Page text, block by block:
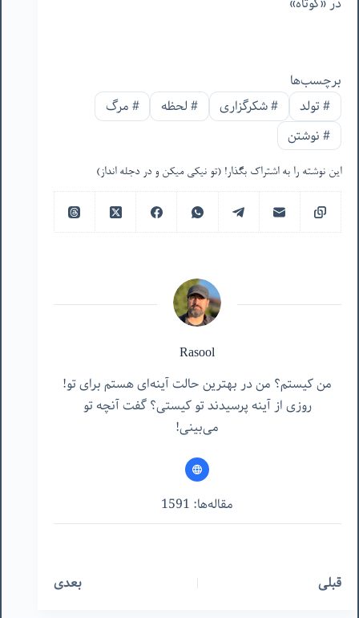
برچسب‌ها
#تولد #شکرگزاری #لحظه #مرگ
#نوشتن
این نوشته را به اشتراک بگذار! (تو نیکی میکن و در دجله انداز)
Rasool
من کیستم؟ من در بهترین حالت آینه‌ای هستم برای تو!
روزی از آینه پرسیدند تو کیستی؟ گفت آنچه تو
می‌بینی!
مقاله‌ها: 1591
قبلی بعدی